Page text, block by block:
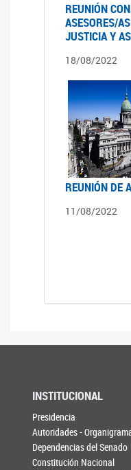
REUNIÓN
ASESORES/
JUSTICIA Y
18/08/2022
REUNIÓN DE
11/08/2022
INSTITUCIONAL
Presidencia
Autoridades -
Dependencias del Senado
Constitución Nacional